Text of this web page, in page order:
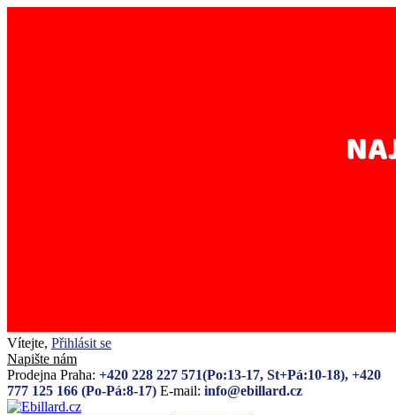
Vítejte, Přihlásit se
Napište nám
Prodejna Praha: +420 228 227 571(Po:13-17, St+Pá:10-18), +420
777 125 166 (Po-Pá:8-17) E-mail: info@ebillard.cz